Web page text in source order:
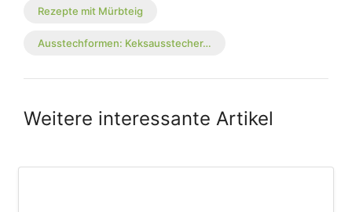
Rezepte mit Mürbteig
Ausstechformen: Keksausstecher…
Weitere interessante Artikel